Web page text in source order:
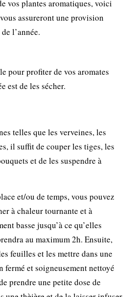
vos plantes aromatiques, voici
assureront une provision
l’année.
pour profiter de vos aromates
est de les sécher.
telles que les verveines, les
il suffit de couper les tiges, les
et de les suspendre à
et/ou de temps, vous pouvez
à chaleur tournante et à
basse jusqu’à ce qu’elles
au maximum 2h. Ensuite,
feuilles et les mettre dans une
fermé et soigneusement nettoyé
prendre une petite dose de